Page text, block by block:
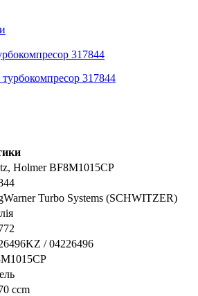
317844
Holmer BF8M1015CP
Turbo Systems (SCHWITZER)
/ 04226496
ccm